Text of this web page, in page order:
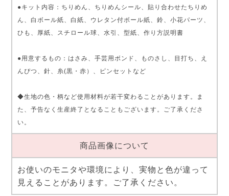
●キット内容：ちりめん、ちりめんシール、貼り合わせたちりめ
ん、白ボール紙、白紙、ウレタン付ボール紙、鈴、小花パーツ、
ひも、厚紙、スチロール球、水引、型紙、作り方説明書
●用意するもの：はさみ、手芸用ボンド、ものさし、目打ち、え
んぴつ、針、糸(黒・赤）、ピンセットなど
◆生地の色・柄など使用材料が若干変わることがあります。ま
た、予告なく生産終了となることもございます。ご了承くださ
い。
商品画像について
お使いのモニタや環境により、実物と色が違って
見えることがあります。ご了承ください。